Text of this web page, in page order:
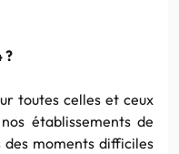
?
toutes celles et ceux
établissements de
moments difficiles